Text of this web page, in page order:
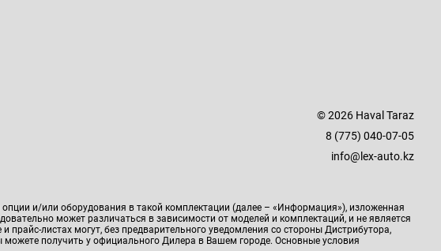
© 2026 Haval Taraz
8 (775) 040-07-05
info@lex-auto.kz
и/или оборудования в такой комплектации (далее – «Информация»), изложенная
может различаться в зависимости от моделей и комплектаций, и не является
листах могут, без предварительного уведомления со стороны Дистрибутора,
получить у официального Дилера в Вашем городе. Основные условия